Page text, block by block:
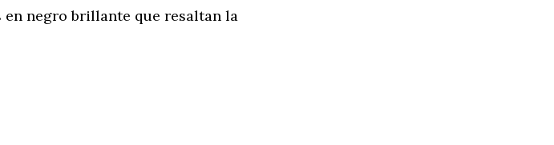
en negro brillante que resaltan la